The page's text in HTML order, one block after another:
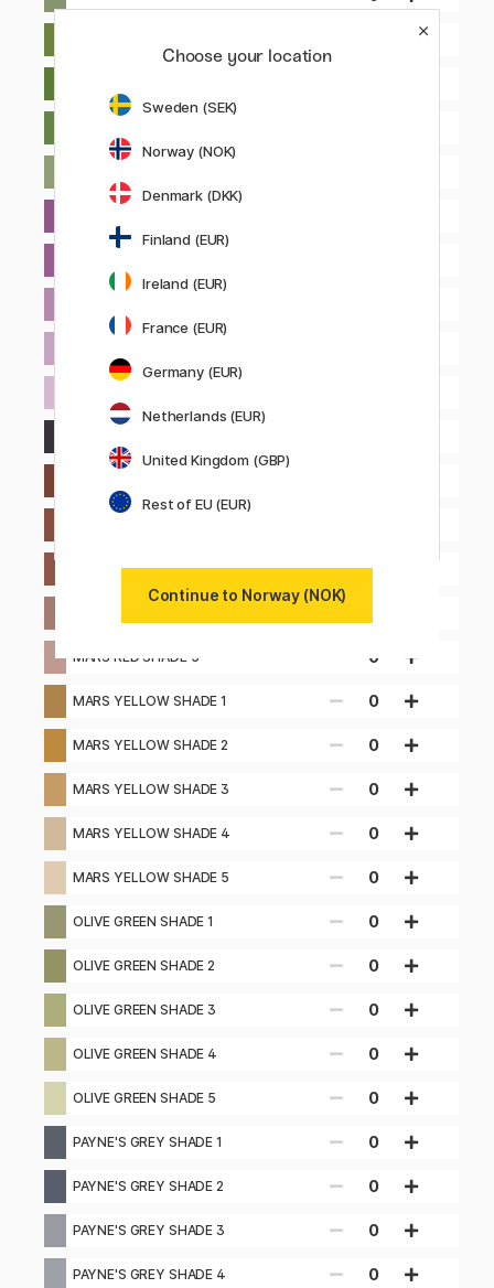
MARS RED SHADE 3 0
MARS RED SHADE 5 0
MARS YELLOW SHADE 1 0
MARS YELLOW SHADE 2 0
MARS YELLOW SHADE 3 0
MARS YELLOW SHADE 4 0
MARS YELLOW SHADE 5 0
OLIVE GREEN SHADE 1 0
OLIVE GREEN SHADE 2 0
OLIVE GREEN SHADE 3 0
OLIVE GREEN SHADE 4 0
OLIVE GREEN SHADE 5 0
PAYNE'S GREY SHADE 1 0
PAYNE'S GREY SHADE 2 0
PAYNE'S GREY SHADE 3 0
PAYNE'S GREY SHADE 4 0
Choose your location
Sweden (SEK)
Norway (NOK)
Denmark (DKK)
Finland (EUR)
Ireland (EUR)
France (EUR)
Germany (EUR)
Netherlands (EUR)
United Kingdom (GBP)
Rest of EU (EUR)
Continue to Norway (NOK)